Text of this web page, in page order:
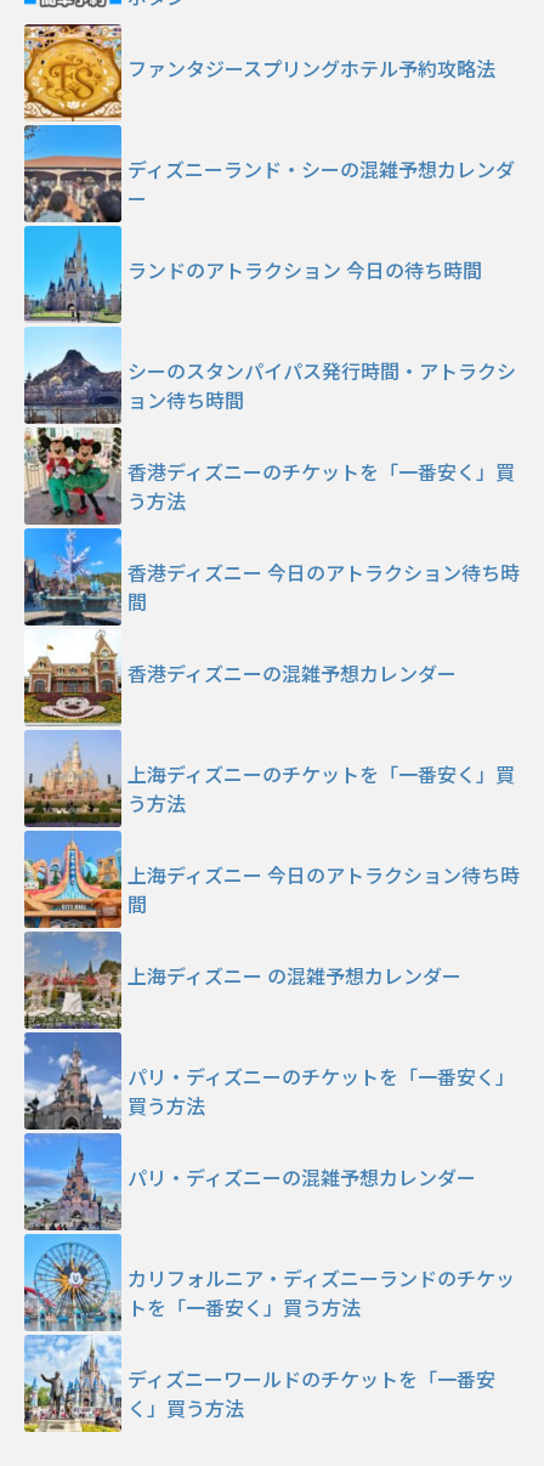
ファンタジースプリングホテル予約攻略法
ディズニーランド・シーの混雑予想カレンダ
ー
ランドのアトラクション 今日の待ち時間
シーのスタンパイパス発行時間・アトラクシ
ョン待ち時間
香港ディズニーのチケットを「一番安く」買
う方法
香港ディズニー 今日のアトラクション待ち時
間
香港ディズニーの混雑予想カレンダー
上海ディズニーのチケットを「一番安く」買
う方法
上海ディズニー 今日のアトラクション待ち時
間
上海ディズニー の混雑予想カレンダー
パリ・ディズニーのチケットを「一番安く」
買う方法
パリ・ディズニーの混雑予想カレンダー
カリフォルニア・ディズニーランドのチケッ
トを「一番安く」買う方法
ディズニーワールドのチケットを「一番安
く」買う方法